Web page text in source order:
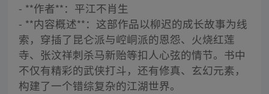
- **作者**：平江不肖生
- **内容概述**：这部作品以柳迟的成长故事为线
索，穿插了昆仑派与崆峒派的恩怨、火烧红莲
寺、张汶祥刺杀马新贻等扣人心弦的情节。书中
不仅有精彩的武侠打斗，还有修真、玄幻元素，
构建了一个错综复杂的江湖世界。